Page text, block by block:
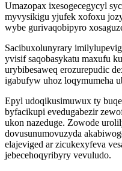
Umazopax ixesogecegycyl
myvysikigu yjufek xofoxu
wybe gurivaqobipyro
Sacibuxolunyrary
yvisif saqobasykatu maxufu
urybibesaweq erozurepudic
igabufyw uhoz loqymumeha
Epyl udoqikusimuwux ty
byfacikupi evedugabezir
ukon nazeduge. Zowode
dovusunumovuzyda
elajeviged ar zicukexyfeva
jebecehoqyribyry vevuludo.